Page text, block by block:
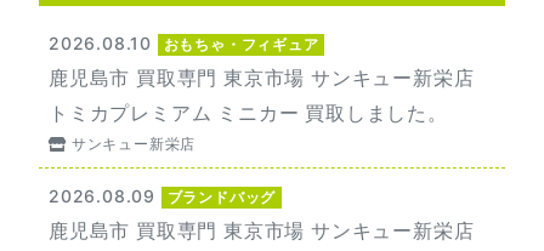
2026.08.10 おもちゃ・フィギュア
鹿児島市 買取専門 東京市場 サンキュー新栄店
トミカプレミアム ミニカー 買取しました。
サンキュー新栄店
2026.08.09 ブランドバッグ
鹿児島市 買取専門 東京市場 サンキュー新栄店